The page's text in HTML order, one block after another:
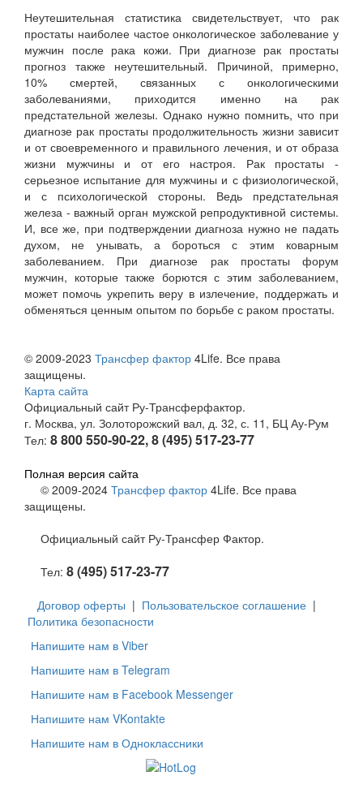
Неутешительная статистика свидетельствует, что рак
простаты наиболее частое онкологическое заболевание у
мужчин после рака кожи. При диагнозе рак простаты
прогноз также неутешительный. Причиной, примерно,
10% смертей, связанных с онкологическими
заболеваниями, приходится именно на рак
предстательной железы. Однако нужно помнить, что при
диагнозе рак простаты продолжительность жизни зависит
и от своевременного и правильного лечения, и от образа
жизни мужчины и от его настроя. Рак простаты -
серьезное испытание для мужчины и с физиологической,
и с психологической стороны. Ведь предстательная
железа - важный орган мужской репродуктивной системы.
И, все же, при подтверждении диагноза нужно не падать
духом, не унывать, а бороться с этим коварным
заболеванием. При диагнозе рак простаты форум
мужчин, которые также борются с этим заболеванием,
может помочь укрепить веру в излечение, поддержать и
обменяться ценным опытом по борьбе с раком простаты.
© 2009-2023 Трансфер фактор 4Life. Все права
защищены.
Карта сайта
Официальный сайт Ру-Трансферфактор.
г. Москва, ул. Золоторожский вал, д. 32, с. 11, БЦ Ау-Рум
Тел: 8 800 550-90-22, 8 (495) 517-23-77
Полная версия сайта
© 2009-2024 Трансфер фактор 4Life. Все права
защищены.
Официальный сайт Ру-Трансфер Фактор.
Тел: 8 (495) 517-23-77
Договор оферты | Пользовательское соглашение |
Политика безопасности
Напишите нам в Viber
Напишите нам в Telegram
Напишите нам в Facebook Messenger
Напишите нам VKontakte
Напишите нам в Одноклассники